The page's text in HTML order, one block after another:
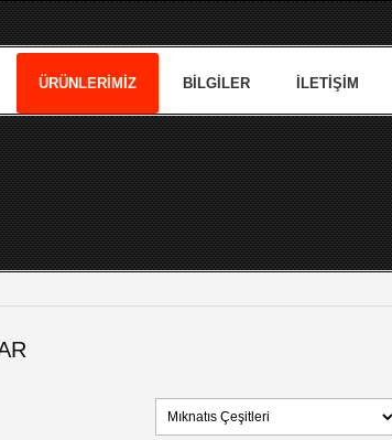
ÜRÜNLERIMIZ BILGILER İLETIŞIM